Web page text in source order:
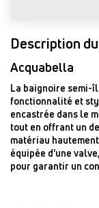
Description
Acquabella
La baignoire semi-
fonctionnalité et
encastrée dans le
tout en offrant un
matériau
équipée d'une
pour garantir un